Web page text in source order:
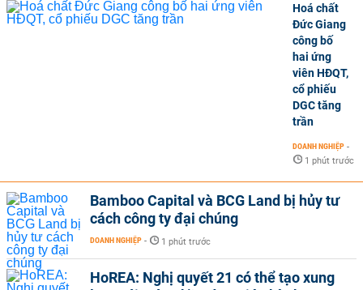
Hoá chất
Đức Giang
công bố
hai ứng
viên HĐQT,
cổ phiếu
DGC tăng
trần
DOANH NGHIỆP -
1 phút trước
Bamboo Capital và BCG Land bị hủy tư
cách công ty đại chúng
DOANH NGHIỆP - 1 phút trước
HoREA: Nghị quyết 21 có thể tạo xung